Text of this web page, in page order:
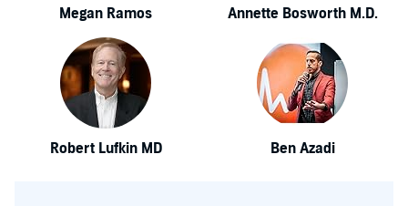
Megan Ramos Annette Bosworth M.D.
Robert Lufkin MD Ben Azadi